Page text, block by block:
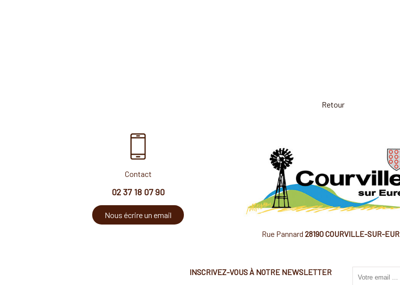
Retour
Contact
02 37 18 07 90
Nous écrire un email
Rue Pannard 28190 COURVILLE-SUR-
INSCRIVEZ-VOUS À NOTRE NEWSLETTER